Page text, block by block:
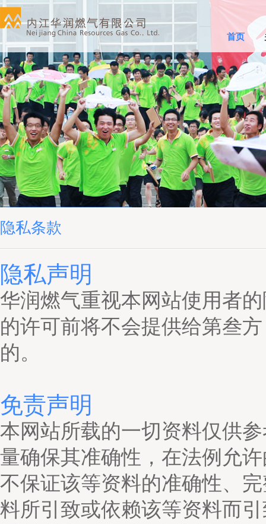
首页
隐私条款
隐私声明
华润燃气重视本网站使用者
的许可前将不会提供给第叁
的。
免责声明
本网站所载的一切资料仅供
量确保其准确性，在法例允
不保证该等资料的准确性、
料所引致或依赖该等资料而